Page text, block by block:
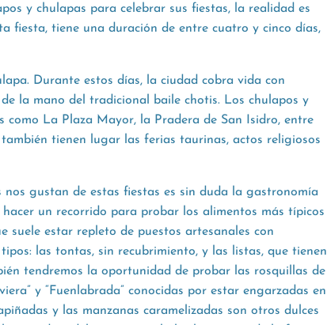
y chulapas para celebrar sus fiestas, la realidad es
fiesta, tiene una duración de entre cuatro y cinco días,
Durante estos días, la ciudad cobra vida con
la mano del tradicional baile chotis. Los chulapos y
como La Plaza Mayor, la Pradera de San Isidro, entre
tienen lugar las ferias taurinas, actos religiosos
gustan de estas fiestas es sin duda la gastronomía
un recorrido para probar los alimentos más típicos
suele estar repleto de puestos artesanales con
tipos: lastontas, sin recubrimiento, y las listas, que tienen
tendremos la oportunidad de probar las rosquillas de
y “Fuenlabrada” conocidas por estar engarzadas en
y las manzanas caramelizadas son otros dulces